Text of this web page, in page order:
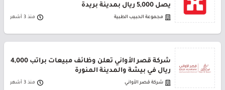
يصل 5,000 ريال بمدينة بريدة
مجموعة الحبيب الطبية منذ 3 أشهر
شركة قصر الأواني تعلن وظائف مبيعات براتب 4,000
ريال في بيشة والمدينة المنورة
شركة قصر الأواني منذ 3 أشهر